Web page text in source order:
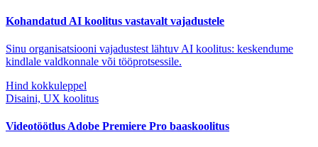
Kohandatud AI koolitus vastavalt vajadustele
Sinu organisatsiooni vajadustest lähtuv AI koolitus: keskendume
kindlale valdkonnale või tööprotsessile.
Hind kokkuleppel
Disaini, UX koolitus
Videotöötlus Adobe Premiere Pro baaskoolitus